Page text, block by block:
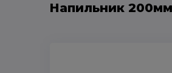
Напильник